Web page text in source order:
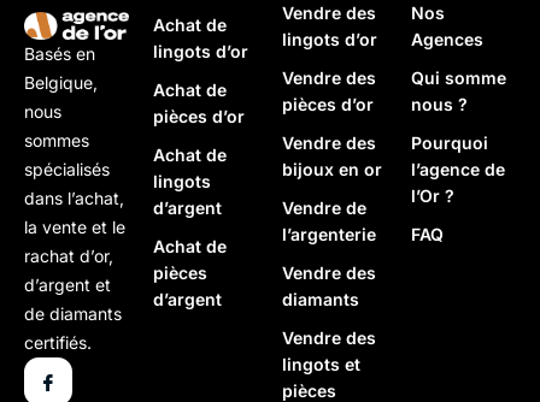
Basés en
Belgique,
nous
sommes
spécialisés
dans l’achat,
la vente et le
rachat d’or,
d’argent et
de diamants
certifiés.
Achat de
lingots d’or
Achat de
pièces d’or
Achat de
lingots
d’argent
Achat de
pièces
d’argent
Vendre des
lingots d’or
Vendre des
pièces d’or
Vendre des
bijoux en or
Vendre de
l’argenterie
Vendre des
diamants
Vendre des
lingots et
pièces
Nos
Agences
Qui somme
nous ?
Pourquoi
l’agence de
l’Or ?
FAQ